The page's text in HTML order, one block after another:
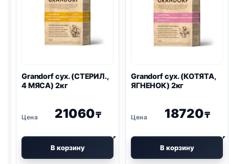
Grandorf сух. (СТЕРИЛ.,
4 МЯСА) 2кг
21060₸
В корзину
Grandorf сух. (КОТЯТА,
ЯГНЕНОК) 2кг
18720₸
В корзину